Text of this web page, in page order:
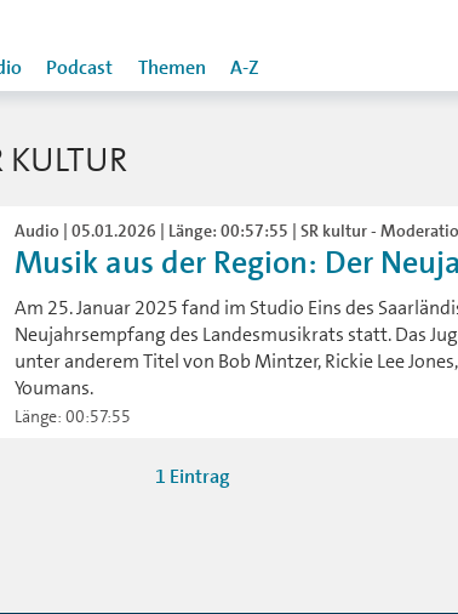
Podcast Themen A-Z
KULTUR
Audio | 05.01.2026 | Länge: 00:57:55 | SR kultur -
Musik aus der Region: Der
Am 25. Januar 2025 fand im Studio Eins des
Neujahrsempfang des Landesmusikrats statt. Das
unter anderem Titel von Bob Mintzer, Rickie Lee
Youmans.
Länge: 00:57:55
1 Eintrag